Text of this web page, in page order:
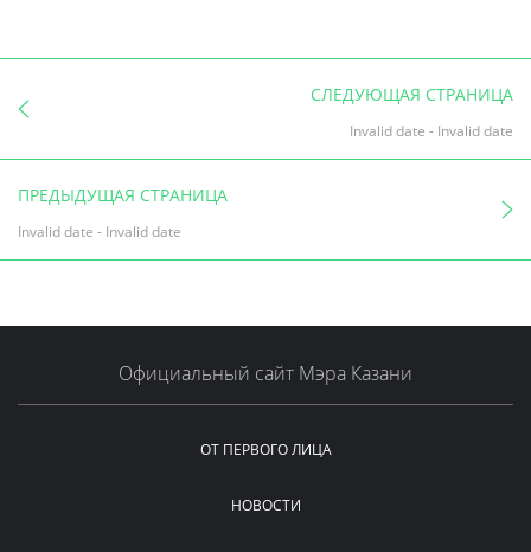
СЛЕДУЮЩАЯ СТРАНИЦА
Invalid date - Invalid date
ПРЕДЫДУЩАЯ СТРАНИЦА
Invalid date - Invalid date
Официальный сайт Мэра Казани
ОТ ПЕРВОГО ЛИЦА
НОВОСТИ